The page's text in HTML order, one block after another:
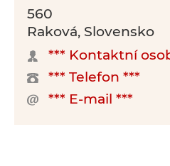
560
Raková, Slovensko
*** Kontaktní
*** Telefon ***
*** E-mail ***